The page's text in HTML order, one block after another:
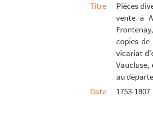
Titre
Pièces
vente à
copies
vicariat
Vaucluse,
au
Date
1753-1807